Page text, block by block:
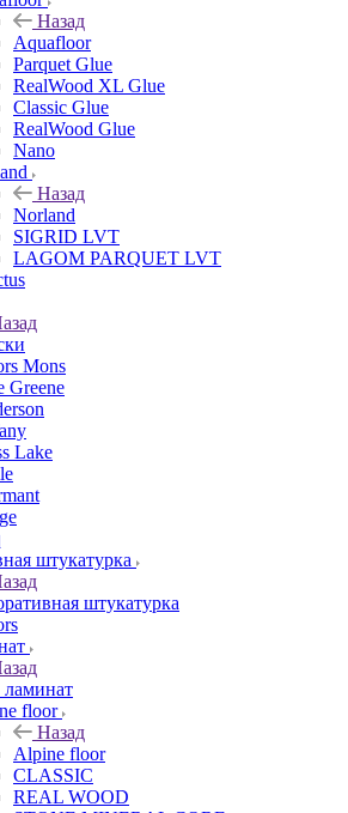
Назад
Aquafloor
Parquet Glue
RealWood XL Glue
Classic Glue
RealWood Glue
Nano
Назад
Norland
SIGRID LVT
LAGOM PARQUET LVT
Mons
Greene
Lake
штукатурка
штукатурка
ламинат
floor
Назад
Alpine floor
CLASSIC
REAL WOOD